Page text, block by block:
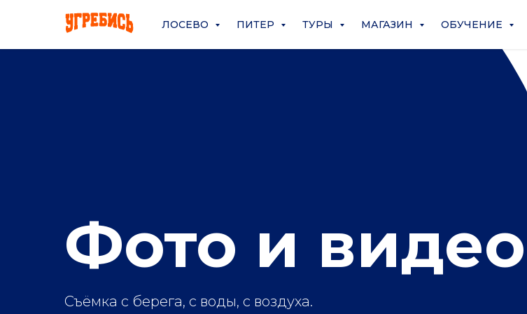
ЛОСЕВО ПИТЕР ТУРЫ МАГАЗИН ОБУЧЕНИЕ
Фото и видео
Съёмка с берега, с воды, с воздуха.